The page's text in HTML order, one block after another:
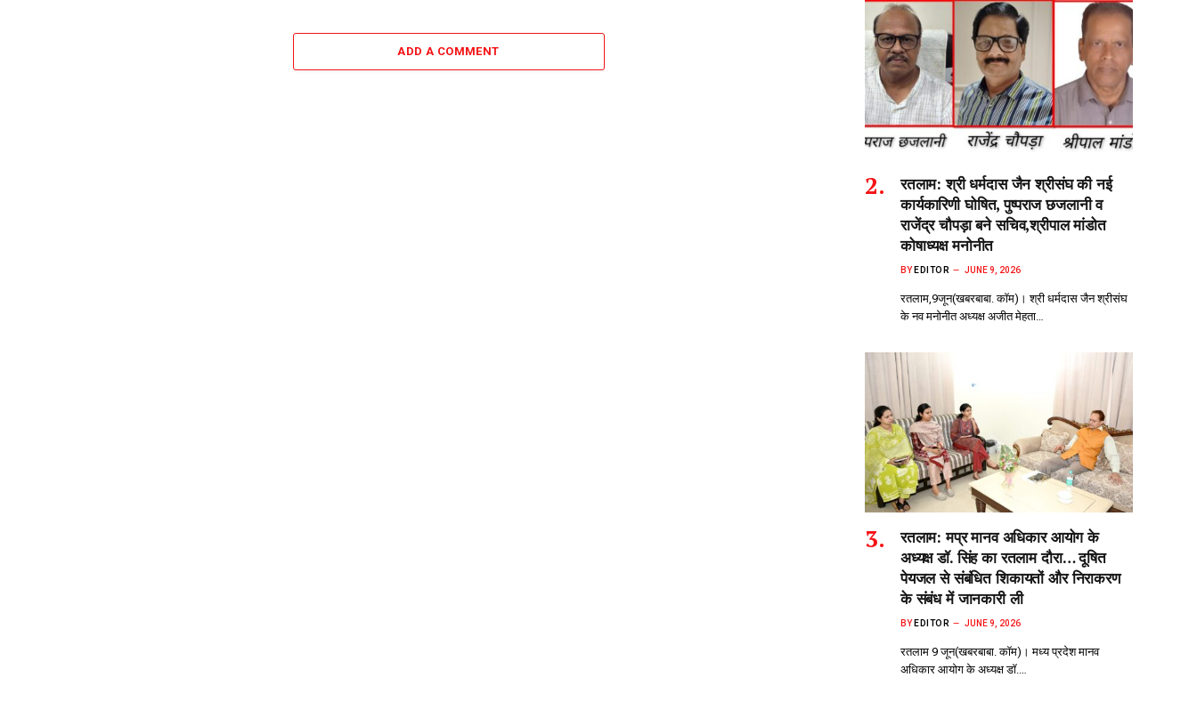
ADD A COMMENT
रतलाम: श्री धर्मदास जैन श्रीसंघ की नई
कार्यकारिणी घोषित, पुष्पराज छजलानी व
राजेंद्र चौपड़ा बने सचिव,श्रीपाल मांडोत
कोषाध्यक्ष मनोनीत
BY EDITOR JUNE 9, 2026
रतलाम,9जून(खबरबाबा. कॉम)। श्री धर्मदास जैन श्रीसंघ
के नव मनोनीत अध्यक्ष अजीत मेहता…
रतलाम: मप्र मानव अधिकार आयोग के
अध्यक्ष डॉ. सिंह का रतलाम दौरा… दूषित
पेयजल से‌ संबंधित शिकायतों और निराकरण
के संबंध में जानकारी ली
BY EDITOR JUNE 9, 2026
रतलाम 9 जून(खबरबाबा. कॉम)। मध्य प्रदेश मानव
अधिकार आयोग के अध्यक्ष डॉ.…